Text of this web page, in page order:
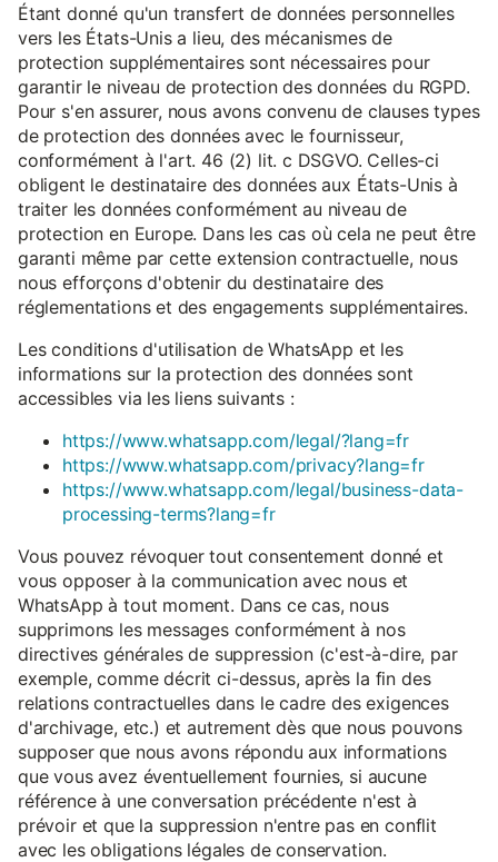
Étant donné qu'un transfert de données personnelles
vers les États-Unis a lieu, des mécanismes de
protection supplémentaires sont nécessaires pour
garantir le niveau de protection des données du RGPD.
Pour s'en assurer, nous avons convenu de clauses types
de protection des données avec le fournisseur,
conformément à l'art. 46 (2) lit. c DSGVO. Celles-ci
obligent le destinataire des données aux États-Unis à
traiter les données conformément au niveau de
protection en Europe. Dans les cas où cela ne peut être
garanti même par cette extension contractuelle, nous
nous efforçons d'obtenir du destinataire des
réglementations et des engagements supplémentaires.
Les conditions d'utilisation de WhatsApp et les
informations sur la protection des données sont
accessibles via les liens suivants :
https://www.whatsapp.com/legal/?lang=fr
https://www.whatsapp.com/privacy?lang=fr
https://www.whatsapp.com/legal/business-data-
processing-terms?lang=fr
Vous pouvez révoquer tout consentement donné et
vous opposer à la communication avec nous et
WhatsApp à tout moment. Dans ce cas, nous
supprimons les messages conformément à nos
directives générales de suppression (c'est-à-dire, par
exemple, comme décrit ci-dessus, après la fin des
relations contractuelles dans le cadre des exigences
d'archivage, etc.) et autrement dès que nous pouvons
supposer que nous avons répondu aux informations
que vous avez éventuellement fournies, si aucune
référence à une conversation précédente n'est à
prévoir et que la suppression n'entre pas en conflit
avec les obligations légales de conservation.